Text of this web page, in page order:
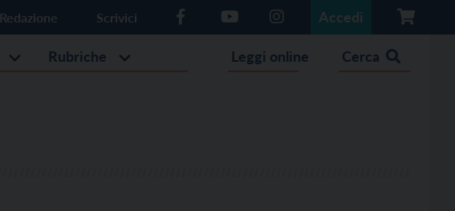
Redazione Scrivici Accedi
Rubriche Leggi online Cerca